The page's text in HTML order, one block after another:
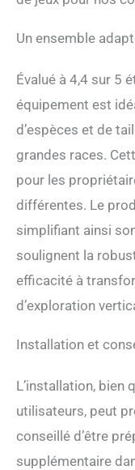
Un ensemble
Évalué à 4,4 sur 5
équipement est
d’espèces et de
grandes races.
pour les
différentes. Le
simplifiant ainsi
soulignent la
efficacité à
d’exploration
Installation et
L’installation, bien
utilisateurs, peut
conseillé d’être
supplémentaire